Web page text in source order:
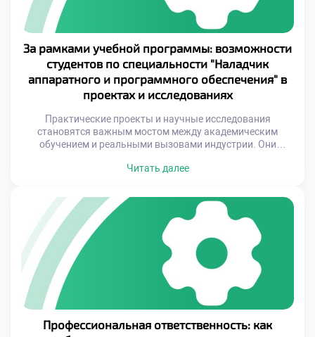
За рамками учебной программы: возможности
студентов по специальности "Наладчик
аппаратного и программного обеспечения" в
проектах и исследованиях
Практические проекты и научные исследования
становятся важным мостом между академическим
обучением и реальными вызовами индустрии. Они
знания, но и создать собственные решения, которые
уникальная возможность увидеть, как абстрактные
концепции превращаются в конкретные продукты или
услуги, способные изменить жизнь людей. Особенно
важно, что […]
Читать далее
Профессиональная ответственность: как